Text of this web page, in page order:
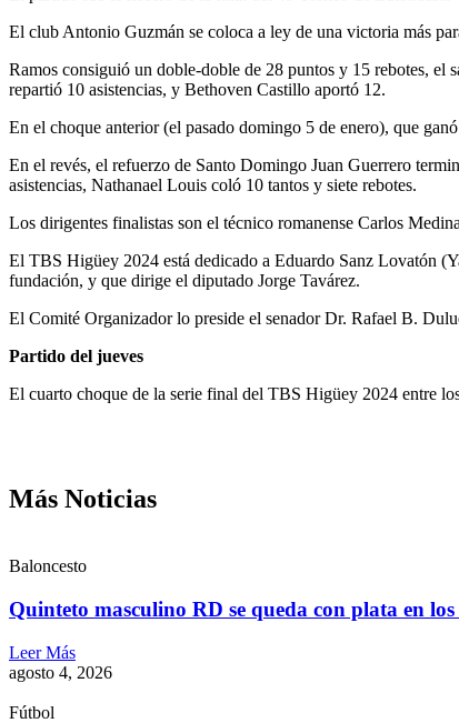
El club Antonio Guzmán se coloca a ley de una victoria más
Ramos consiguió un doble-doble de 28 puntos y 15 rebotes, el
repartió 10 asistencias, y Bethoven Castillo aportó 12.
En el choque anterior (el pasado domingo 5 de enero), que
En el revés, el refuerzo de Santo Domingo Juan Guerrero
asistencias, Nathanael Louis coló 10 tantos y siete rebotes.
Los dirigentes finalistas son el técnico romanense Carlos
El TBS Higüey 2024 está dedicado a Eduardo Sanz Lovatón
fundación, y que dirige el diputado Jorge Tavárez.
El Comité Organizador lo preside el senador Dr. Rafael B.
Partido del jueves
El cuarto choque de la serie final del TBS Higüey 2024 entre
Más Noticias
Baloncesto
Quinteto masculino RD se queda con plata en los
Leer Más
agosto 4, 2026
Fútbol